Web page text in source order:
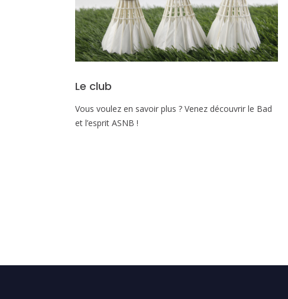
Le club
Vous voulez en savoir plus ? Venez découvrir le Bad
et l’esprit ASNB !